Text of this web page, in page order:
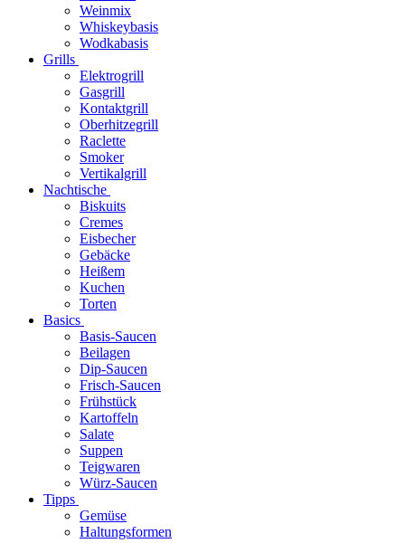
Weinmix
Whiskeybasis
Wodkabasis
Grills
Elektrogrill
Gasgrill
Kontaktgrill
Oberhitzegrill
Raclette
Smoker
Vertikalgrill
Nachtische
Biskuits
Cremes
Eisbecher
Gebäcke
Heißem
Kuchen
Torten
Basics
Basis-Saucen
Beilagen
Dip-Saucen
Frisch-Saucen
Frühstück
Kartoffeln
Salate
Suppen
Teigwaren
Würz-Saucen
Tipps
Gemüse
Haltungsformen